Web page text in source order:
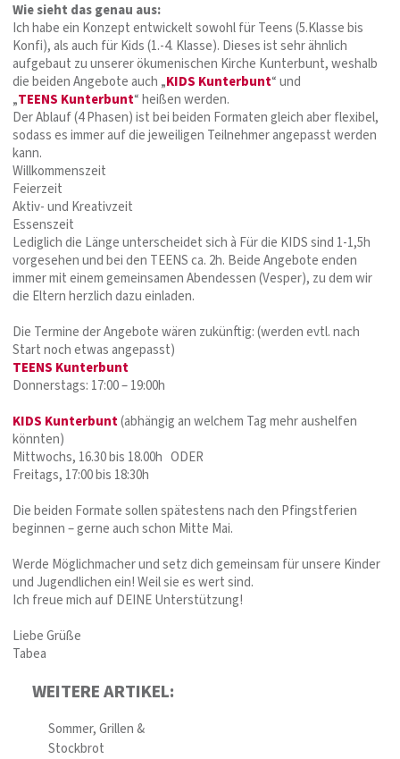
Wie sieht das genau aus:
Ich habe ein Konzept entwickelt sowohl für Teens (5.Klasse bis
Konfi), als auch für Kids (1.-4. Klasse). Dieses ist sehr ähnlich
aufgebaut zu unserer ökumenischen Kirche Kunterbunt, weshalb
die beiden Angebote auch „KIDS Kunterbunt“ und
„TEENS Kunterbunt“ heißen werden.
Der Ablauf (4 Phasen) ist bei beiden Formaten gleich aber flexibel,
sodass es immer auf die jeweiligen Teilnehmer angepasst werden
kann.
Willkommenszeit
Feierzeit
Aktiv- und Kreativzeit
Essenszeit
Lediglich die Länge unterscheidet sich à Für die KIDS sind 1-1,5h
vorgesehen und bei den TEENS ca. 2h. Beide Angebote enden
immer mit einem gemeinsamen Abendessen (Vesper), zu dem wir
die Eltern herzlich dazu einladen.
Die Termine der Angebote wären zukünftig: (werden evtl. nach
Start noch etwas angepasst)
TEENS Kunterbunt
Donnerstags: 17:00 – 19:00h
KIDS Kunterbunt(abhängig an welchem Tag mehr aushelfen
könnten)
Mittwochs, 16.30 bis 18.00h ODER
Freitags, 17:00 bis 18:30h
Die beiden Formate sollen spätestens nach den Pfingstferien
beginnen – gerne auch schon Mitte Mai.
Werde Möglichmacher und setz dich gemeinsam für unsere Kinder
und Jugendlichen ein! Weil sie es wert sind.
Ich freue mich auf DEINE Unterstützung!
Liebe Grüße
Tabea
WEITERE ARTIKEL:
Sommer, Grillen &
Stockbrot